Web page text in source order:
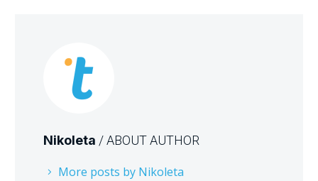
Nikoleta / ABOUT AUTHOR
More posts by Nikoleta